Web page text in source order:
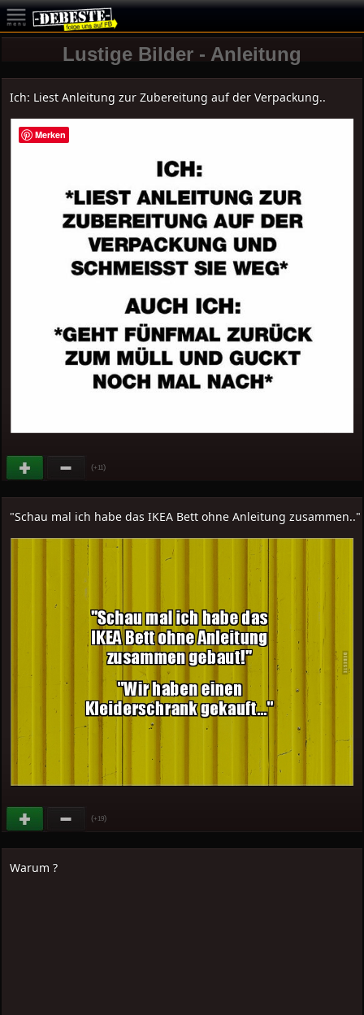
Lustige Bilder - Anleitung
Ich: Liest Anleitung zur Zubereitung auf der Verpackung..
(+11)
"Schau mal ich habe das IKEA Bett ohne Anleitung zusammen.."
(+19)
Warum ?
Merken